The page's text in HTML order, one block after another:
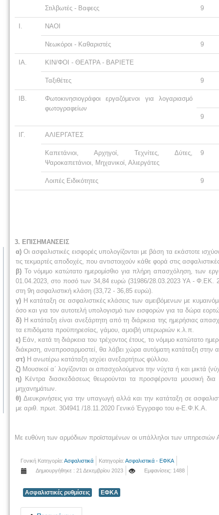
Στιλβωτές - Βαφεςς 9
ΝΑΟΙ
Νεωκόροι - Καθαριστές 9
ΙΑ. ΚΙΝ/ΦΟΙ - ΘΕΑΤΡΑ - ΒΑΡΙΕΤΕ
Ταξιθέτες 9
ΙΒ.
Φωτοκινησιογράφοι εργαζόμενοι για λογαριασμό
φωτογραφείων
9
ΙΓ. ΑΛΙΕΡΓΑΤΕΣ
Καπετάνιοι, Αρχηγοί, Τεχνίτες, Δύτες,
Ψαροκαπετάνιοι, Μηχανικοί, Αλιεργάτες
9
Λοιπές Ειδικότητες 9
3. ΕΠΙΣΗΜΑΝΣΕΙΣ
α)Οι ασφαλιστικές εισφορές υπολογίζονται με βάση τα εκάστοτε
τις τεκμαρτές αποδοχές, που αντιστοιχούν κάθε φορά στις
β) Το νόμιμο κατώτατο ημερομίσθιο για πλήρη απασχόληση, των
01.04.2023, στο ποσό των 34,84 ευρώ (31986/28.03.2023 ΥΑ - Φ.ΕΚ.
στη 9η ασφαλιστική κλάση (33,72 - 36,85 ευρώ).
γ) Η κατάταξη σε ασφαλιστικές κλάσεις των αμειβόμενων με
όσο και για τον αυτοτελή υπολογισμό των εισφορών για τα δώρα
δ) Η κατάταξη είναι ανεξάρτητη από τη διάρκεια της ημερήσιας
τα επιδόματα προϋπηρεσίας, γάμου, αμοιβή υπερωριών κ.λ.π.
ε) Εάν, κατά τη διάρκεια του τρέχοντος έτους, το νόμιμο κατώτατο
διάκριση, αναπροσαρμοστεί, θα λάβει χώρα αυτόματη κατάταξη στην
στ) Η ανωτέρω κατάταξη ισχύει ανεξαρτήτως φύλλου.
ζ) Μουσικοί α΄ λογίζονται οι απασχολούμενοι την νύχτα ή και μικτά
η) Κέντρα διασκεδάσεως θεωρούνται τα προσφέροντα μουσική
μηχανημάτων.
θ) Διευκρινήσεις για την υπαγωγή αλλά και την κατάταξη σε
με αριθ. πρωτ. 304941 /18.11.2020 Γενικό Έγγραφο του e-Ε.Φ.Κ.Α.
Με ευθύνη των αρμόδιων προϊσταμένων οι υπάλληλοι των
Γονική Κατηγορία: Ασφαλιστικά Κατηγορία: Ασφαλιστικά - ΕΦΚΑ
Δημιουργήθηκε : 21 Δεκεμβρίου 2023
Εμφανίσεις: 1488
Ασφαλιστικές ρυθμίσεις ΕΦΚΑ